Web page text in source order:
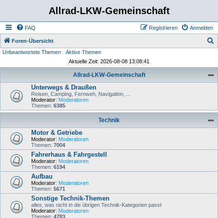
Allrad-LKW-Gemeinschaft
FAQ Anmelden
Registrieren
Foren-Übersicht
Unbeantwortete Themen
Aktive Themen
Aktuelle Zeit: 2026-08-08 13:08:41
Allrad-LKW-Gemeinschaft
Unterwegs & Draußen
Reisen, Camping, Fernweh, Navigation, ...
Moderator: Moderatoren
Themen: 6385
Technik
Motor & Getriebe
Moderator: Moderatoren
Themen: 7004
Fahrerhaus & Fahrgestell
Moderator: Moderatoren
Themen: 6194
Aufbau
Moderator: Moderatoren
Themen: 5671
Sonstige Technik-Themen
alles, was nicht in die übrigen Technik-Kategorien passt
Moderator: Moderatoren
Themen: 4783